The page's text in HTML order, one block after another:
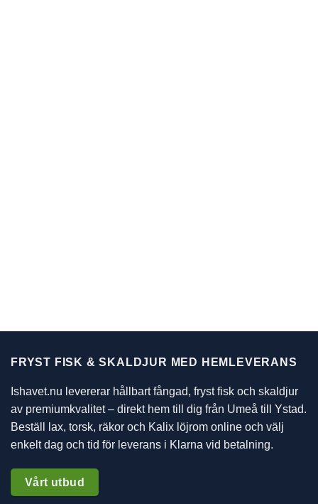
FRYST FISK & SKALDJUR MED HEMLEVERANS
Ishavet.nu levererar hållbart fångad, fryst fisk och skaldjur
av premiumkvalitet – direkt hem till dig från Umeå till Ystad.
Beställ lax, torsk, räkor och Kalix löjrom online och välj
enkelt dag och tid för leverans i Klarna vid betalning.
Vårt utbud